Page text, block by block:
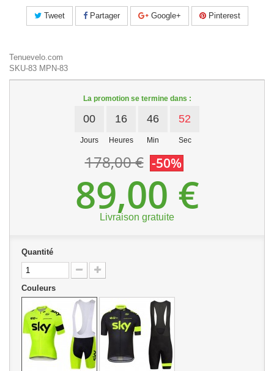
Tweet Partager Google+ Pinterest
Tenuevelo.com
SKU-83 MPN-83
La promotion se termine dans :
00
Jours
16
Heures
46
Min
52
Sec
178,00 € -50%
89,00 €
Livraison gratuite
Quantité
Couleurs